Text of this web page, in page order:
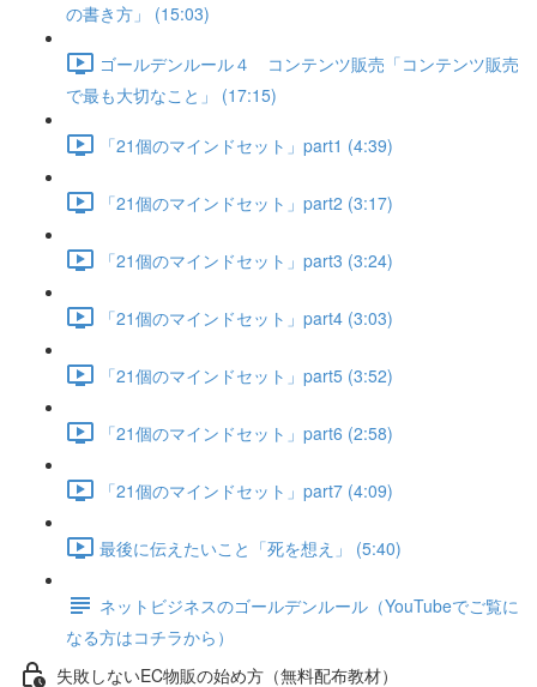
の書き方」 (15:03)
ゴールデンルール４ コンテンツ販売「コンテンツ販売
で最も大切なこと」 (17:15)
「21個のマインドセット」part1 (4:39)
「21個のマインドセット」part2 (3:17)
「21個のマインドセット」part3 (3:24)
「21個のマインドセット」part4 (3:03)
「21個のマインドセット」part5 (3:52)
「21個のマインドセット」part6 (2:58)
「21個のマインドセット」part7 (4:09)
最後に伝えたいこと「死を想え」 (5:40)
ネットビジネスのゴールデンルール（YouTubeでご覧に
なる方はコチラから）
失敗しないEC物販の始め方（無料配布教材）